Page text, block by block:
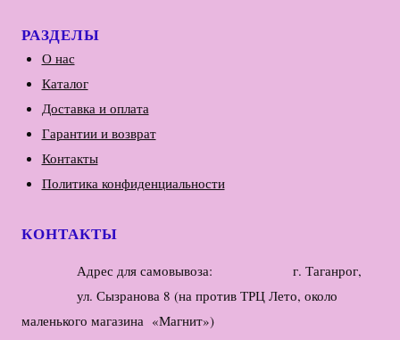
РАЗДЕЛЫ
О нас
Каталог
Доставка и оплата
Гарантии и возврат
Контакты
Политика конфиденциальности
КОНТАКТЫ
Адрес для самовывоза: г. Таганрог,
ул. Сызранова 8 (на против ТРЦ Лето, около
маленького магазина «Магнит»)